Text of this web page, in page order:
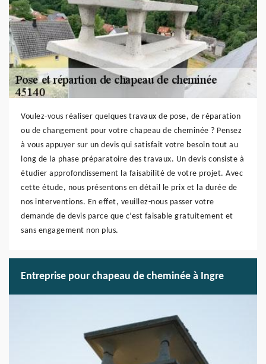
Voulez-vous réaliser quelques travaux de pose, de réparation
ou de changement pour votre chapeau de cheminée ? Pensez
à vous appuyer sur un devis qui satisfait votre besoin tout au
long de la phase préparatoire des travaux. Un devis consiste à
étudier approfondissement la faisabilité de votre projet. Avec
cette étude, nous présentons en détail le prix et la durée de
nos interventions. En effet, veuillez-nous passer votre
demande de devis parce que c’est faisable gratuitement et
sans engagement non plus.
Entreprise pour chapeau de cheminée à Ingre